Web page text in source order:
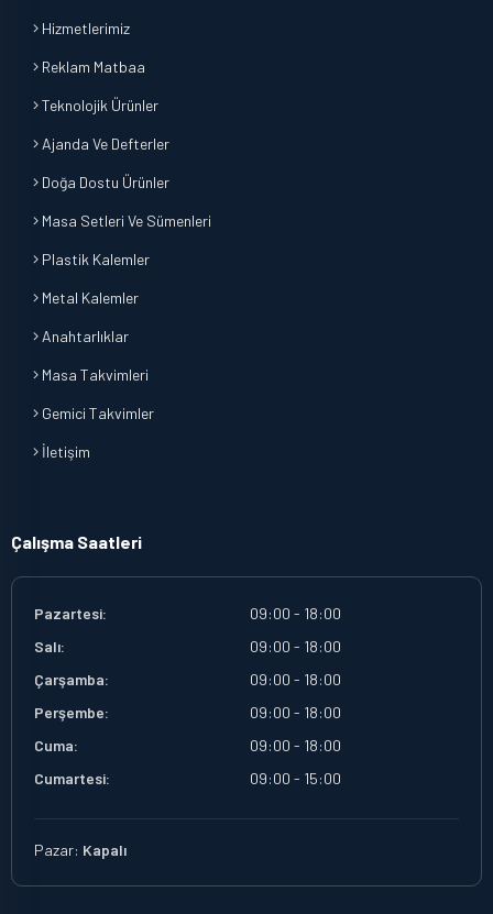
Hizmetlerimiz
Reklam Matbaa
Teknolojik Ürünler
Ajanda Ve Defterler
Doğa Dostu Ürünler
Masa Setleri Ve Sümenleri
Plastik Kalemler
Metal Kalemler
Anahtarlıklar
Masa Takvimleri
Gemici Takvimler
İletişim
Çalışma Saatleri
Pazartesi:
09:00 - 18:00
Salı:
09:00 - 18:00
Çarşamba:
09:00 - 18:00
Perşembe:
09:00 - 18:00
Cuma:
09:00 - 18:00
Cumartesi:
09:00 - 15:00
Pazar: Kapalı